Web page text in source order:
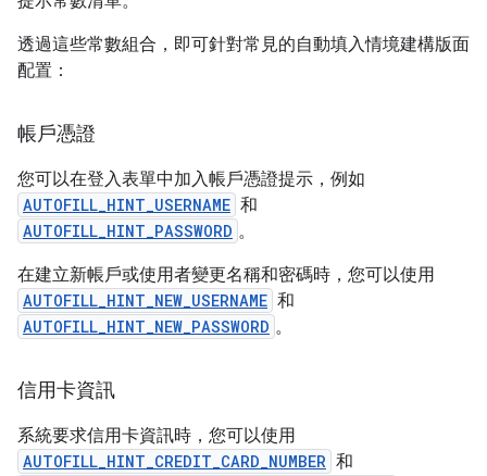
透過這些常數組合，即可針對常見的自動填入情境建構版面
配置：
帳戶憑證
您可以在登入表單中加入帳戶憑證提示，例如
AUTOFILL_HINT_USERNAME 和
AUTOFILL_HINT_PASSWORD 。
在建立新帳戶或使用者變更名稱和密碼時，您可以使用
AUTOFILL_HINT_NEW_USERNAME 和
AUTOFILL_HINT_NEW_PASSWORD 。
信用卡資訊
系統要求信用卡資訊時，您可以使用
AUTOFILL_HINT_CREDIT_CARD_NUMBER 和